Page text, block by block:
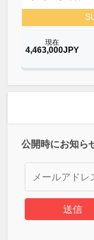
公開時にお知ら